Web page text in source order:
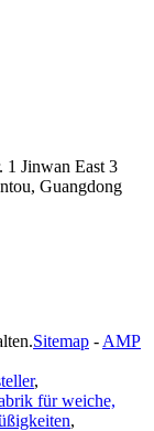
Jinwan East 3
Guangdong
Sitemap - AMP
,
für weiche,
,